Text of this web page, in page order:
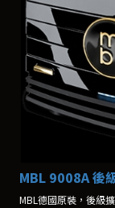
MBL 9008A 後
MBL德國原裝，後級